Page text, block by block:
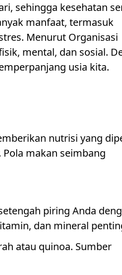
sehingga kesehatan
manfaat, termasuk
Menurut Organisasi
mental, dan sosial.
usia kita.
nutrisi yang
makan seimbang
piring Anda
dan mineral
atau quinoa. Sumber